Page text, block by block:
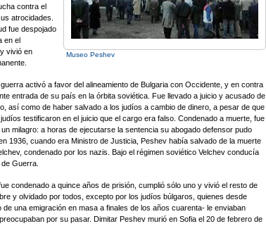
Museo Peshev
contra el
atrocidades.
fue despojado
en el
vivió en
activó a favor del alineamiento de Bulgaria con Occidente, y en contra
entrada de su país en la órbita soviética. Fue llevado a juicio y acusado de
así como de haber salvado a los judíos a cambio de dinero, a pesar de que
testificaron en el juicio que el cargo era falso. Condenado a muerte, fue
milagro: a horas de ejecutarse la sentencia su abogado defensor pudo
1936, cuando era Ministro de Justicia, Peshev había salvado de la muerte
condenado por los nazis. Bajo el régimen soviético Velchev conducía
Guerra.
condenado a quince años de prisión, cumplió sólo uno y vivió el resto de
y olvidado por todos, excepto por los judíos búlgaros, quienes desde
de una emigración en masa a finales de los años cuarenta- le enviaban
por su pasar. Dimitar Peshev murió en Sofia el 20 de febrero de